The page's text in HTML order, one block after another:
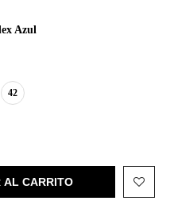
Azul
42
AL CARRITO